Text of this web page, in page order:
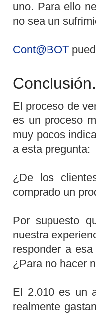
uno. Para ello
no sea un
Cont@BOT
Conclusión.
El proceso de
es un proceso
muy pocos
a esta pregunta:
¿De los
comprado un
Por supuesto
nuestra
responder a
¿Para no hacer
El 2.010 es un
realmente